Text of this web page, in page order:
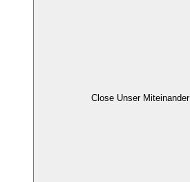
Close Unser Miteinander